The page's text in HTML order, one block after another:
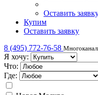
Оставить
Купим
Оставить заявку
8 (495) 772-76-58
Я хочу:
Что:
Где: